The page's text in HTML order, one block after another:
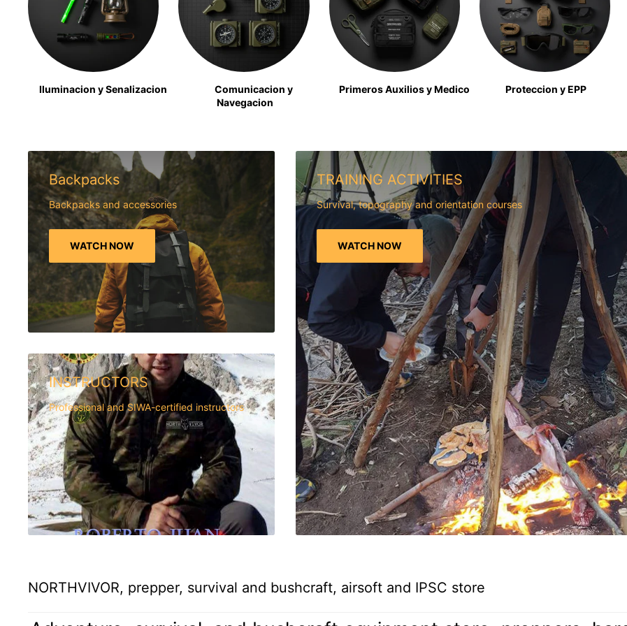
Iluminacion y Senalizacion
Comunicacion y
Navegacion
Primeros Auxilios y Medico Proteccion y EPP
Backpacks
Backpacks and accessories
WATCH NOW
INSTRUCTORS
Professional and SIWA-certified instructors
TRAINING ACTIVITIES
Survival, topography and orientation courses
WATCH NOW
NORTHVIVOR, prepper, survival and bushcraft, airsoft and IPSC store